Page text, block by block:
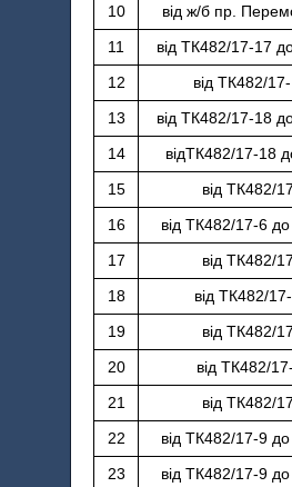
10
від ж/б пр.
11
від ТК482/17-17
12
від ТК482/
13
від ТК482/17-18
14
відТК482/17-18
15
від ТК482/
16
від ТК482/17-6
17
від ТК482/
18
від ТК482/
19
від ТК482/
20
від ТК482/
21
від ТК482/
22
від ТК482/17-9
23
від ТК482/17-9